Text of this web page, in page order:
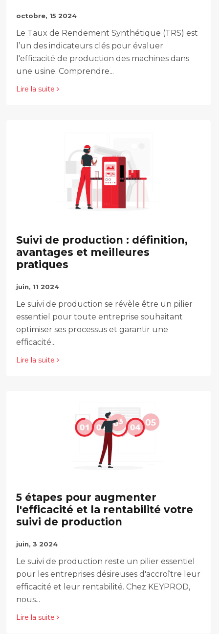
octobre, 15 2024
Le Taux de Rendement Synthétique (TRS) est
l’un des indicateurs clés pour évaluer
l'efficacité de production des machines dans
une usine. Comprendre...
Lire la suite
Suivi de production : définition,
avantages et meilleures
pratiques
juin, 11 2024
Le suivi de production se révèle être un pilier
essentiel pour toute entreprise souhaitant
optimiser ses processus et garantir une
efficacité...
Lire la suite
5 étapes pour augmenter
l'efficacité et la rentabilité votre
suivi de production
juin, 3 2024
Le suivi de production reste un pilier essentiel
pour les entreprises désireuses d'accroître leur
efficacité et leur rentabilité. Chez KEYPROD,
nous...
Lire la suite